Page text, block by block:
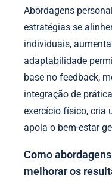
Abordagens
estratégias se
individuais,
adaptabilidade
base no feedback,
integração de
exercício físico, cria
apoia o bem-estar
Como
melhorar os